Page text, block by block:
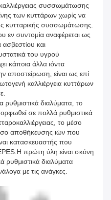
συσσωμάτωσης
των κυττάρων χωρίς να
κυτταρικής συσσωμάτωσης.
εν συντομία αναφέρεται ως
ασβεστίου και
του υγρού
κάποια άλλα ιόντα
αποστείρωση, είναι ως επί
καλλιέργεια κυττάρων
διαλύματα, το
σε πολλά ρυθμιστικά
το μέσο
αποθήκευσης ιών που
κατασκευαστής που
πρώτη ύλη είναι σκόνη
ρυθμιστικά διαλύματα
με τις ανάγκες.